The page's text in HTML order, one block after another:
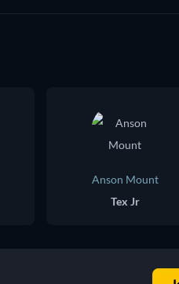
Anson Mount
Tex Jr